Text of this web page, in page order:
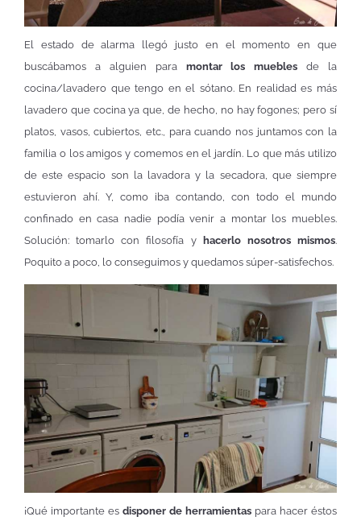
El estado de alarma llegó justo en el momento en que
buscábamos a alguien para montar los muebles de la
cocina/lavadero que tengo en el sótano. En realidad es más
lavadero que cocina ya que, de hecho, no hay fogones; pero sí
platos, vasos, cubiertos, etc., para cuando nos juntamos con la
familia o los amigos y comemos en el jardín. Lo que más utilizo
de este espacio son la lavadora y la secadora, que siempre
estuvieron ahí. Y, como iba contando, con todo el mundo
confinado en casa nadie podía venir a montar los muebles.
Solución: tomarlo con filosofía yhacerlo nosotros mismos.
Poquito a poco, lo conseguimos y quedamos súper-satisfechos.
¡Qué importante es disponer de herramientas para hacer éstos